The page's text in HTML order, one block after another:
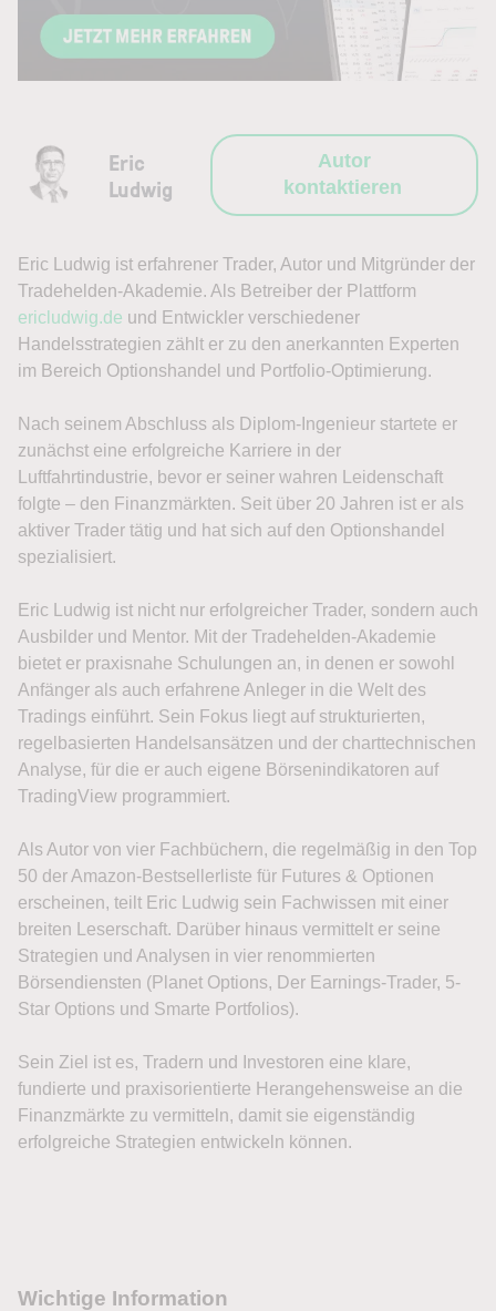
Eric
Ludwig
Autor
kontaktieren
Eric Ludwig ist erfahrener Trader, Autor und Mitgründer der
Tradehelden-Akademie. Als Betreiber der Plattform
ericludwig.de und Entwickler verschiedener
Handelsstrategien zählt er zu den anerkannten Experten
im Bereich Optionshandel und Portfolio-Optimierung.
Nach seinem Abschluss als Diplom-Ingenieur startete er
zunächst eine erfolgreiche Karriere in der
Luftfahrtindustrie, bevor er seiner wahren Leidenschaft
folgte – den Finanzmärkten. Seit über 20 Jahren ist er als
aktiver Trader tätig und hat sich auf den Optionshandel
spezialisiert.
Eric Ludwig ist nicht nur erfolgreicher Trader, sondern auch
Ausbilder und Mentor. Mit der Tradehelden-Akademie
bietet er praxisnahe Schulungen an, in denen er sowohl
Anfänger als auch erfahrene Anleger in die Welt des
Tradings einführt. Sein Fokus liegt auf strukturierten,
regelbasierten Handelsansätzen und der charttechnischen
Analyse, für die er auch eigene Börsenindikatoren auf
TradingView programmiert.
Als Autor von vier Fachbüchern, die regelmäßig in den Top
50 der Amazon-Bestsellerliste für Futures & Optionen
erscheinen, teilt Eric Ludwig sein Fachwissen mit einer
breiten Leserschaft. Darüber hinaus vermittelt er seine
Strategien und Analysen in vier renommierten
Börsendiensten (Planet Options, Der Earnings-Trader, 5-
Star Options und Smarte Portfolios).
Sein Ziel ist es, Tradern und Investoren eine klare,
fundierte und praxisorientierte Herangehensweise an die
Finanzmärkte zu vermitteln, damit sie eigenständig
erfolgreiche Strategien entwickeln können.